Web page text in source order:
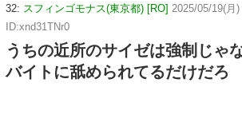
32: スフィンゴモナス(東京都) [RO] 2025/05/19(月
ID:xnd31TNr0
うちの近所のサイゼは強制じゃ
バイトに舐められてるだけだろ